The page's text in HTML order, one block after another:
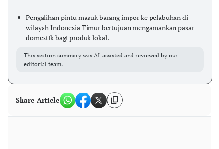
Pengalihan pintu masuk barang impor ke pelabuhan di
wilayah Indonesia Timur bertujuan mengamankan pasar
domestik bagi produk lokal.
This section summary was AI-assisted and reviewed by our
editorial team.
Share Article